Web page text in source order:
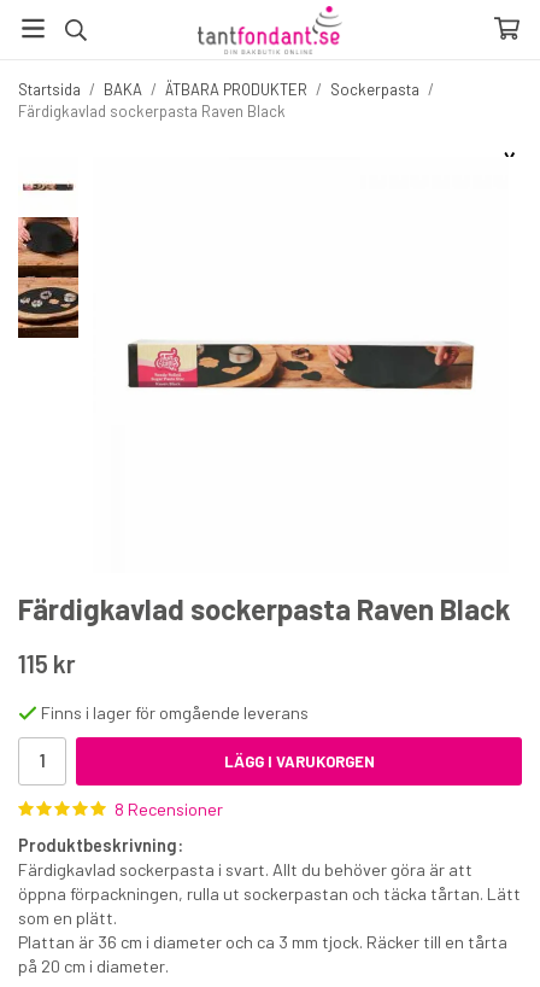
Startsida / BAKA / ÄTBARA PRODUKTER / Sockerpasta /
Färdigkavlad sockerpasta Raven Black
KÖP
☓
Färdigkavlad sockerpasta Raven Black
115 kr
Finns i lager för omgående leverans
LÄGG I VARUKORGEN
8 Recensioner
Produktbeskrivning:
Färdigkavlad sockerpasta i svart. Allt du behöver göra är att
öppna förpackningen, rulla ut sockerpastan och täcka tårtan. Lätt
som en plätt.
Plattan är 36 cm i diameter och ca 3 mm tjock. Räcker till en tårta
på 20 cm i diameter.